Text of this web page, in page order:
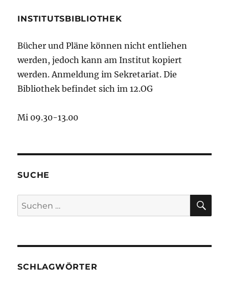
INSTITUTSBIBLIOTHEK
Bücher und Pläne können nicht entliehen
werden, jedoch kann am Institut kopiert
werden. Anmeldung im Sekretariat. Die
Bibliothek befindet sich im 12.OG
Mi 09.30-13.00
SUCHE
Suchen
nach:
SCHLAGWÖRTER